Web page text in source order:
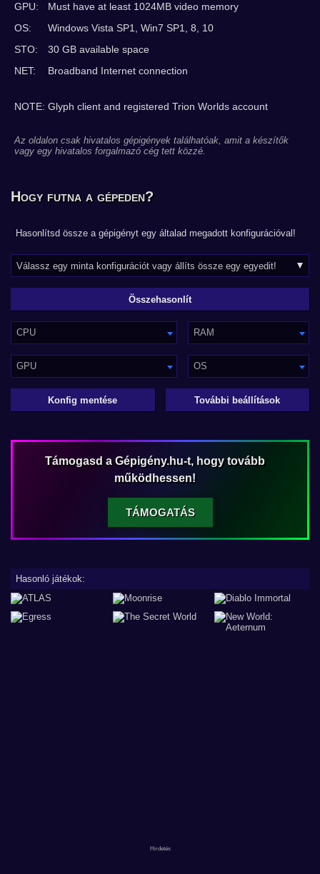
GPU:
Must have at least 1024MB video memory
OS:
Windows Vista SP1, Win7 SP1, 8, 10
STO:
30 GB available space
NET:
Broadband Internet connection
NOTE: Glyph client and registered Trion Worlds account
Az oldalon csak hivatalos gépigények találhatóak, amit a készítők
vagy egy hivatalos forgalmazó cég tett közzé.
Hogy futna a gépeden?
Hasonlítsd össze a gépigényt egy általad megadott konfigurációval!
CPU RAM
GPU OS
Konfig mentése További beállítások
Támogasd a Gépigény.hu-t, hogy tovább
működhessen!
TÁMOGATÁS
Hasonló játékok: